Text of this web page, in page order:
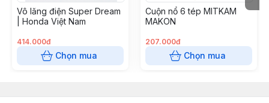
Vô lăng điện Super Dream
| Honda Việt Nam
414.000đ
Chọn mua
Cuộn nổ 6 tép MITKAM
MAKON
207.000đ
Chọn mua